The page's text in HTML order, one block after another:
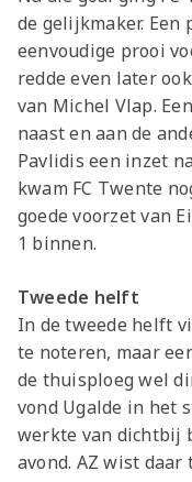
de gelijkmaker. Een
eenvoudige prooi
redde even later
van Michel Vlap.
naast en aan de
Pavlidis een inzet
kwam FC Twente
goede voorzet van
1 binnen.
Tweede helft
In de tweede helft
te noteren, maar
de thuisploeg wel
vond Ugalde in het
werkte van dichtbij
avond. AZ wist